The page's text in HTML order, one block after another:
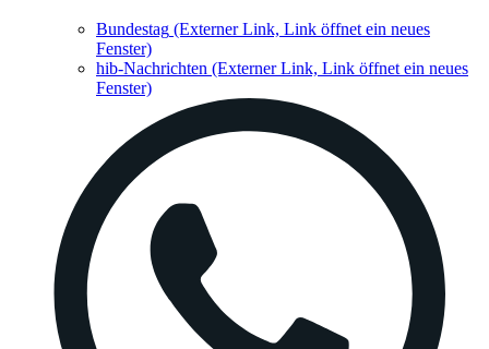
Bundestag (Externer Link, Link öffnet ein neues
Fenster)
hib-Nachrichten (Externer Link, Link öffnet ein neues
Fenster)